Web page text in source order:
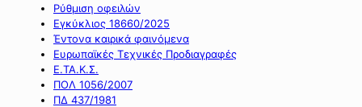
Ρύθμιση οφειλών
Εγκύκλιος 18660/2025
Έντονα καιρικά φαινόμενα
Ευρωπαϊκές Τεχνικές Προδιαγραφές
Ε.ΤΑ.Κ.Σ.
ΠΟΛ 1056/2007
ΠΔ 437/1981